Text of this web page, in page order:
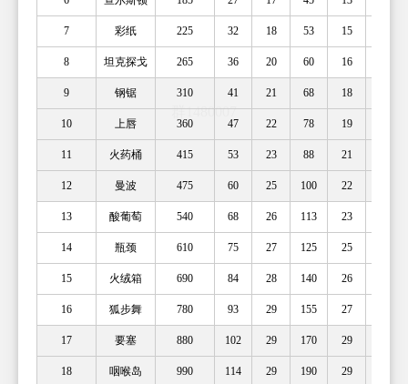
7 彩纸 225 32 18 53 15
8 坦克探戈 265 36 20 60 16
9 钢锯 310 41 21 68 18
10 上唇 360 47 22 78 19
11 火药桶 415 53 23 88 21
12 曼波 475 60 25 100 22
13 酸葡萄 540 68 26 113 23
14 瓶颈 610 75 27 125 25
15 火绒箱 690 84 28 140 26
16 狐步舞 780 93 29 155 27
17 要塞 880 102 29 170 29
18 咽喉岛 990 114 29 190 29